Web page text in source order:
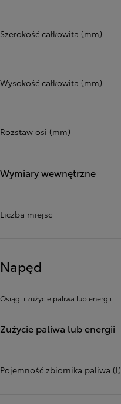
Szerokość całkowita (mm)
Wysokość całkowita (mm)
Rozstaw osi (mm)
Wymiary wewnętrzne
Liczba miejsc
Napęd
Osiągi i zużycie paliwa lub energii
Zużycie paliwa lub energii
Pojemność zbiornika paliwa (l)